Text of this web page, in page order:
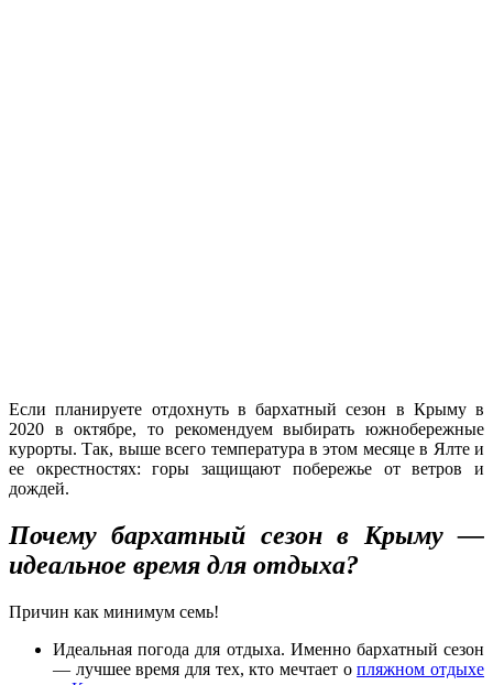
Если планируете отдохнуть в бархатный сезон в Крыму в
2020 в октябре, то рекомендуем выбирать южнобережные
курорты. Так, выше всего температура в этом месяце в Ялте и
ее окрестностях: горы защищают побережье от ветров и
дождей.
Почему бархатный сезон в Крыму —
идеальное время для отдыха?
Причин как минимум семь!
Идеальная погода для отдыха. Именно бархатный сезон
— лучшее время для тех, кто мечтает опляжном отдыхе